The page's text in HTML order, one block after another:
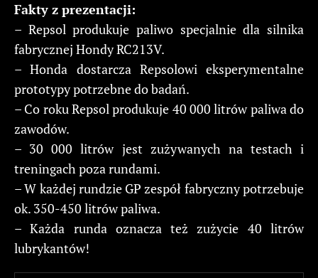
Fakty z prezentacji:
– Repsol produkuje paliwo specjalnie dla silnika
fabrycznej Hondy RC213V.
– Honda dostarcza Repsolowi eksperymentalne
prototypy potrzebne do badań.
– Co roku Repsol produkuje 40 000 litrów paliwa do
zawodów.
– 30 000 litrów jest zużywanych na testach i
treningach poza rundami.
– W każdej rundzie GP zespół fabryczny potrzebuje
ok. 350-450 litrów paliwa.
– Każda runda oznacza też zużycie 40 litrów
lubrykantów!